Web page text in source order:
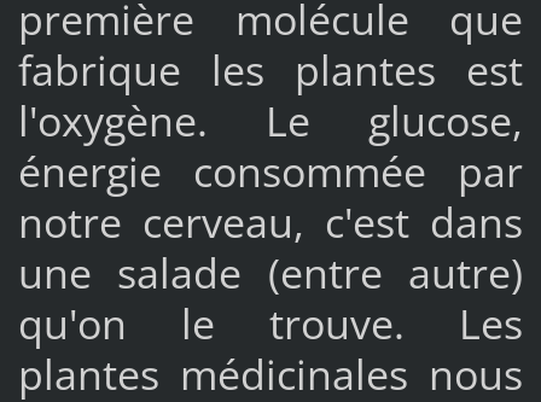
première molécule que
fabrique les plantes est
l'oxygène. Le glucose,
énergie consommée par
notre cerveau, c'est dans
une salade (entre autre)
qu'on le trouve. Les
plantes médicinales nous